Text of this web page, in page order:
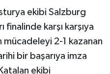
ekibi Salzburg
finalinde karşı karşıya
2-1 kazanan
bir başarıya imza
ekibi